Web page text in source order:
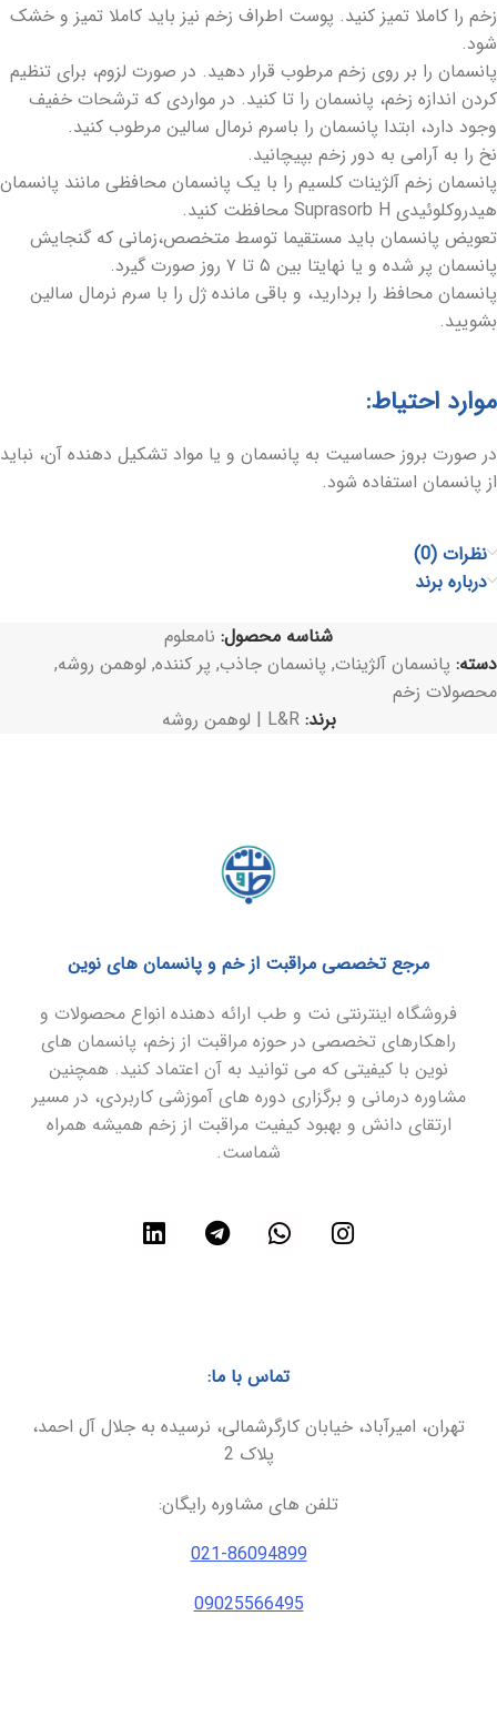
زخم را کاملا تمیز کنید. پوست اطراف زخم نیز باید کاملا تمیز و خشک
شود.
پانسمان را بر روی زخم مرطوب قرار دهید. در صورت لزوم، برای تنظیم
کردن اندازه زخم، پانسمان را تا کنید. در مواردی که ترشحات خفیف
وجود دارد، ابتدا پانسمان را باسرم نرمال سالین مرطوب کنید.
نخ را به آرامی به دور زخم بپیچانید.
پانسمان زخم آلژینات کلسیم را با یک پانسمان محافظی مانند پانسمان
هیدروکلوئیدی Suprasorb H محافظت کنید.
تعویض پانسمان باید مستقیما توسط متخصص،زمانی که گنجایش
پانسمان پر شده و یا نهایتا بین ۵ تا ۷ روز صورت گیرد.
پانسمان محافظ را بردارید، و باقی مانده ژل را با سرم نرمال سالین
بشویید.
موارد احتیاط:
در صورت بروز حساسیت به پانسمان و یا مواد تشکیل دهنده آن، نباید
از پانسمان استفاده شود.
نظرات (0)
درباره برند
شناسه محصول: نامعلوم
دسته: پانسمان آلژینات, پانسمان جاذب, پر کننده, لوهمن روشه,
محصولات زخم
برند:L&R | لوهمن روشه
مرجع تخصصی مراقبت از خم و پانسمان های نوین
فروشگاه اینترنتی نت و طب ارائه دهنده انواع محصولات و
راهکارهای تخصصی در حوزه مراقبت از زخم، پانسمان های
نوین با کیفیتی که می توانید به آن اعتماد کنید. همچنین
مشاوره درمانی و برگزاری دوره های آموزشی کاربردی، در مسیر
ارتقای دانش و بهبود کیفیت مراقبت از زخم همیشه همراه
شماست.
تماس با ما:
تهران، امیرآباد، خیابان کارگرشمالی، نرسیده به جلال آل احمد،
پلاک 2
تلفن های مشاوره رایگان:
021-86094899
09025566495